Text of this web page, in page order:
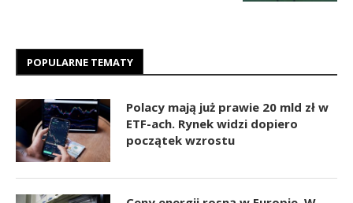
POPULARNE TEMATY
Polacy mają już prawie 20 mld zł w
ETF-ach. Rynek widzi dopiero
początek wzrostu